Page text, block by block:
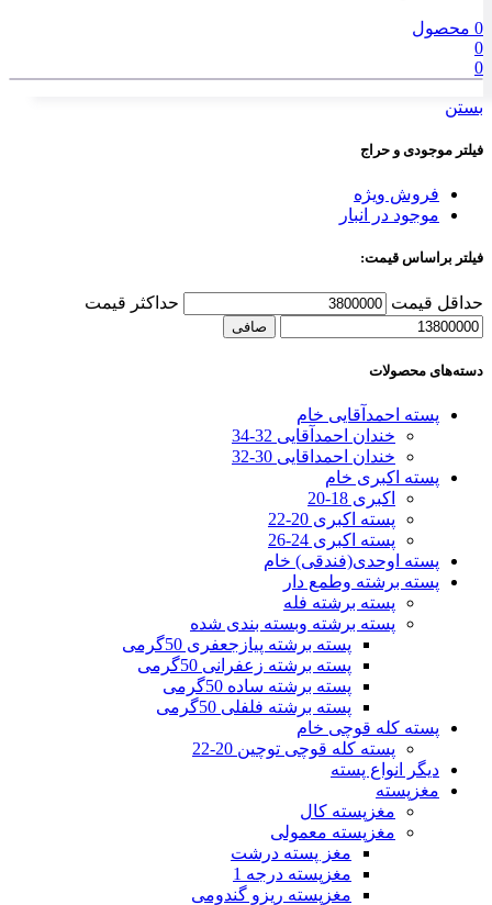
0 محصول
0
0
بستن
فیلتر موجودی و حراج
فروش ویژه
موجود در انبار
فیلتر براساس قیمت:
حداقل قیمت حداكثر قيمت
صافی
دسته‌های محصولات
پسته احمدآقایی خام
خندان احمدآقایی 32-34
خندان احمداقایی 30-32
پسته اکبری خام
اکبری 18-20
پسته اکبری 20-22
پسته اکبری 24-26
پسته اوحدی(فندقی) خام
پسته برشته وطمع دار
پسته برشته فله
پسته برشته وبسته بندی شده
پسته برشته پیازجعفری 50گرمی
پسته برشته زعفرانی 50گرمی
پسته برشته ساده 50گرمی
پسته برشته فلفلی 50گرمی
پسته کله قوچی خام
پسته کله قوچی توچین 20-22
دیگر انواع پسته
مغزپسته
مغزپسته کال
مغزپسته معمولی
مغز پسته درشت
مغزپسته درجه 1
مغزپسته ریزو گندومی